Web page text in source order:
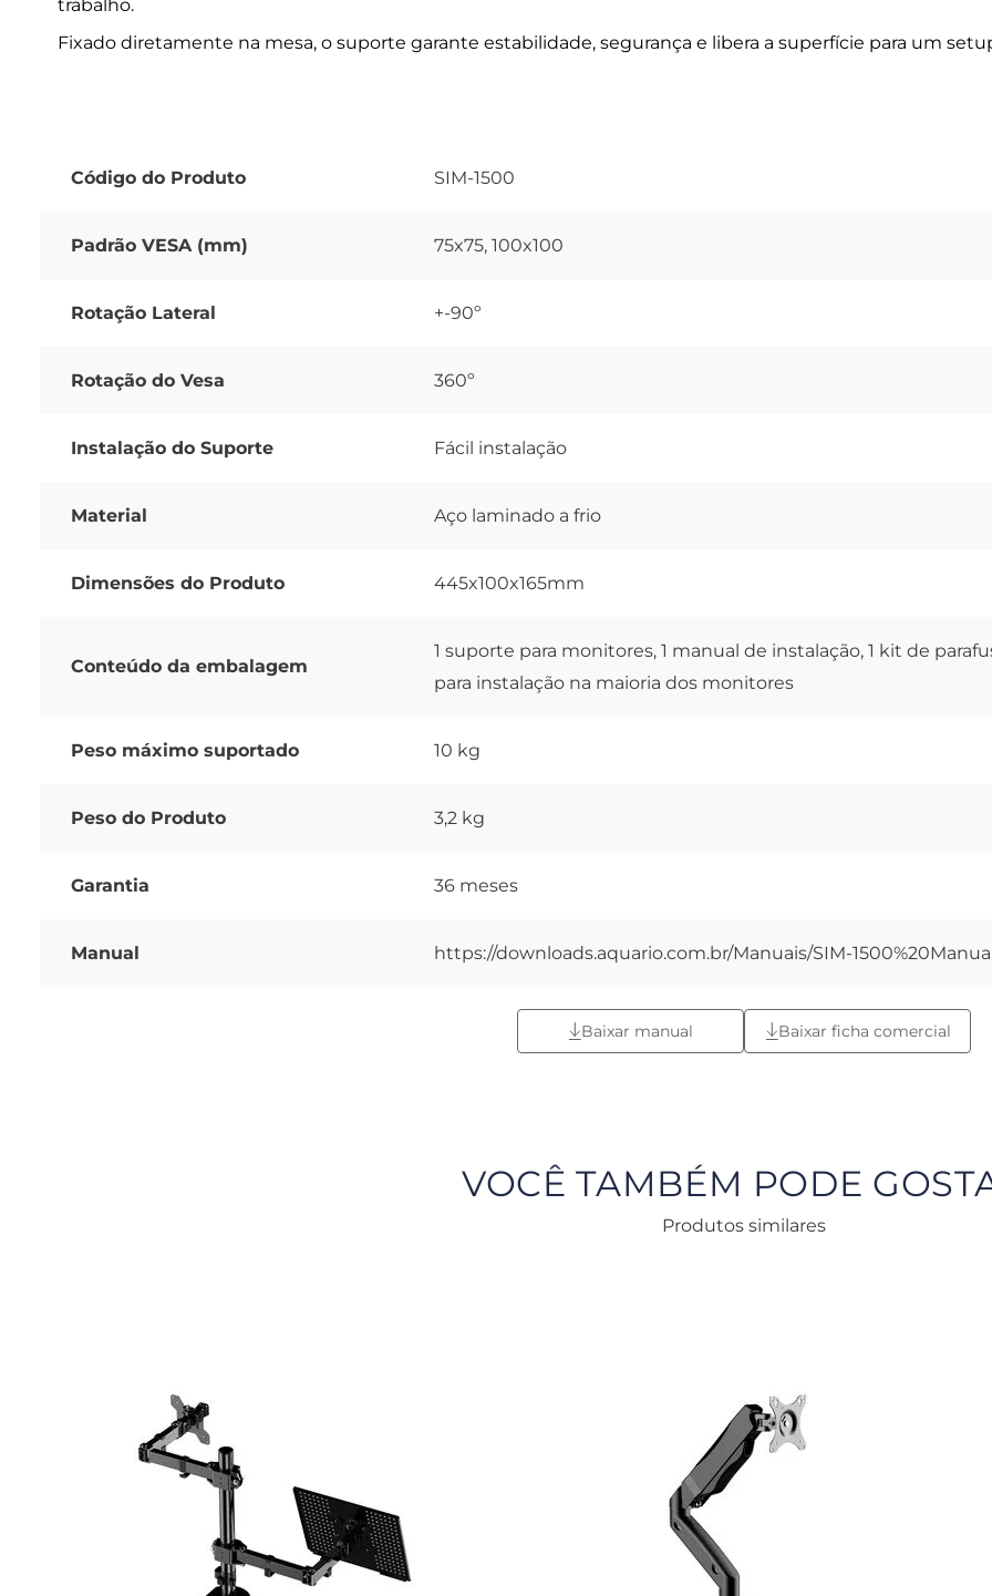
trabalho.
Fixado diretamente na mesa, o suporte garante estabilidade, segurança e libera a superfície para um
Código do Produto SIM-1500
Padrão VESA (mm) 75x75, 100x100
Rotação Lateral +-90º
Rotação do Vesa 360º
Instalação do Suporte Fácil instalação
Material Aço laminado a frio
Dimensões do Produto 445x100x165mm
Conteúdo da embalagem
1 suporte para monitores, 1 manual de instalação, 1 kit de
para instalação na maioria dos monitores
Peso máximo suportado 10 kg
Peso do Produto 3,2 kg
Garantia 36 meses
Manual https://downloads.aquario.com.br/Manuais/SIM-
Baixar manual Baixar ficha comercial
VOCÊ TAMBÉM PODE
Produtos similares